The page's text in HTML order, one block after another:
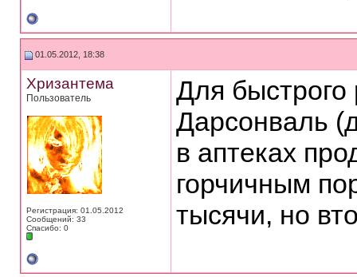
01.05.2012, 18:38
Хризантема
Пользователь
Регистрация: 01.05.2012
Сообщений: 33
Спасибо: 0
Для быстрого
Дарсонваль
в аптеках
горчичным
тысячи, но